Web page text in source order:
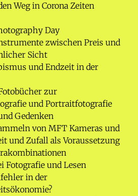
Weg in Corona Zeiten
Day
zwischen Preis und
Sicht
und Endzeit in der
zur
und Portraitfotografie
Gedenken
von MFT Kameras und
und Zufall als Voraussetzung
Fotografie und Lesen
in der